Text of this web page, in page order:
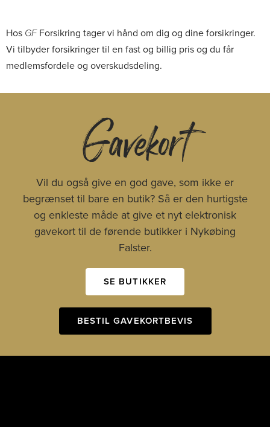
Hos GFForsikring tager vi hånd om dig og dine forsikringer.
Vi tilbyder forsikringer til en fast og billig pris og du får
medlemsfordele og overskudsdeling.
Gavekort
Vil du også give en god gave, som ikke er
begrænset til bare en butik? Så er den hurtigste
og enkleste måde at give et nyt elektronisk
gavekort til de førende butikker i Nykøbing
Falster.
SE BUTIKKER
BESTIL GAVEKORTBEVIS